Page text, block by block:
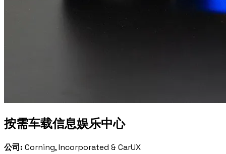
按需车载信息娱乐中心
公司: Corning, Incorporated & CarUX